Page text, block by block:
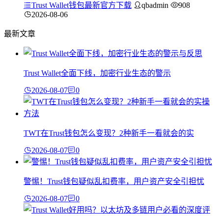
Trust Wallet钱包最新官方下载 qbadmin
908
2026-08-06
最新文章
Trust Wallet全面下线，加密行业生态的警示
2026-08-07 0
TWT在Trust钱包怎么变现？2种新手一看就会的实
2026-08-07 0
警惕！Trust钱包疑似乱扣费率，用户资产安全引担忧
2026-08-07 0